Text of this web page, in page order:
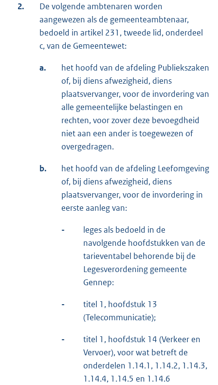
2.
De volgende ambtenaren worden
aangewezen als de gemeenteambtenaar,
bedoeld in artikel 231, tweede lid, onderdeel
c, van de Gemeentewet:
a.
het hoofd van de afdeling Publiekszaken
of, bij diens afwezigheid, diens
plaatsvervanger, voor de invordering van
alle gemeentelijke belastingen en
rechten, voor zover deze bevoegdheid
niet aan een ander is toegewezen of
overgedragen.
b.
het hoofd van de afdeling Leefomgeving
of, bij diens afwezigheid, diens
plaatsvervanger, voor de invordering in
eerste aanleg van:
-
leges als bedoeld in de
navolgende hoofdstukken van de
tarieventabel behorende bij de
Legesverordening gemeente
Gennep:
-
titel 1, hoofdstuk 13
(Telecommunicatie);
-
titel 1, hoofdstuk 14 (Verkeer en
Vervoer), voor wat betreft de
onderdelen 1.14.1, 1.14.2, 1.14.3,
1.14.4, 1.14.5 en 1.14.6